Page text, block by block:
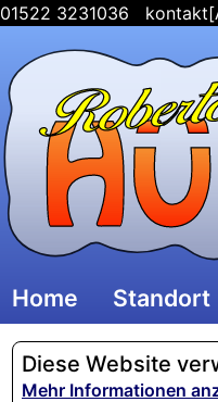
01522 3231036
Home Standort
Diese Website
Mehr Informationen